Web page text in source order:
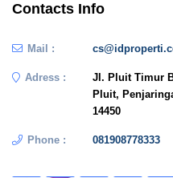
Contacts Info
Mail :
Adress :
Jl. Pluit Timur
Pluit,
14450
Phone : 081908778333